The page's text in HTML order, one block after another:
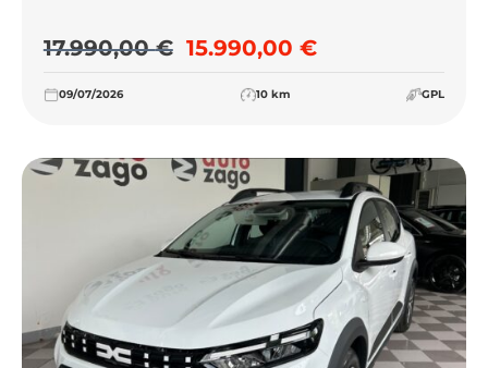
17.990,00€ Il prezzo originale era:
15.990,00 €Il prezzo
09/07/2026 10 km GPL